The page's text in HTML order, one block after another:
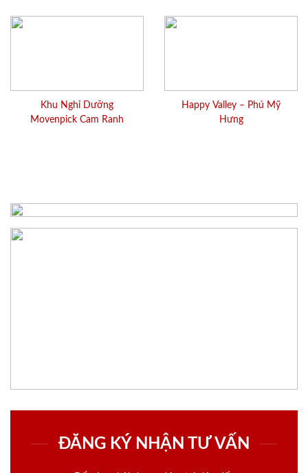
Khu Nghỉ Dưỡng
Movenpick Cam Ranh
Happy Valley – Phú Mỹ
Hưng
ĐĂNG KÝ NHẬN TƯ VẤN